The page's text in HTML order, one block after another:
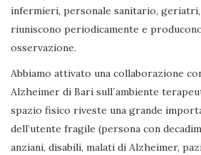
infermieri, personale sanitario, geriatri,
riuniscono periodicamente e
osservazione.
Abbiamo attivato una collaborazione
Alzheimer di Bari sull´ambiente
spazio fisico riveste una grande
dell’utente fragile (persona con
anziani, disabili, malati di Alzheimer,